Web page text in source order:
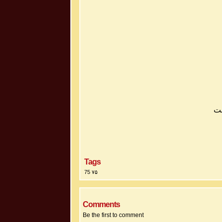
Tags
75 ۷۵
Comments
Be the first to comment